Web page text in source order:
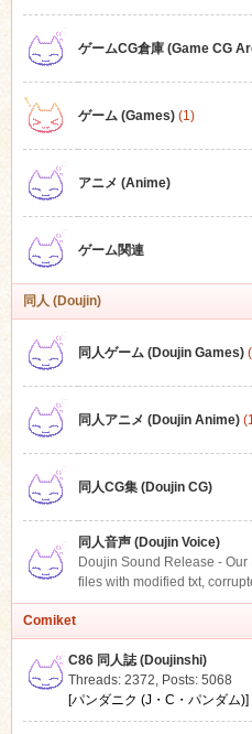
ゲームCG倉庫 (Game CG
ゲーム (Games)(1)
アニメ (Anime)
ゲーム関連
同人 (Doujin)
同人ゲーム (Doujin Games)
同人アニメ (Doujin Anime)
同人CG集 (Doujin CG)
同人音声 (Doujin Voice)
Doujin Sound Release -
files with modified txt,
Comiket
C86 同人誌 (Doujinshi)
Threads: 2372, Posts: 5068
[パンダニク (J・C・パンダム)]